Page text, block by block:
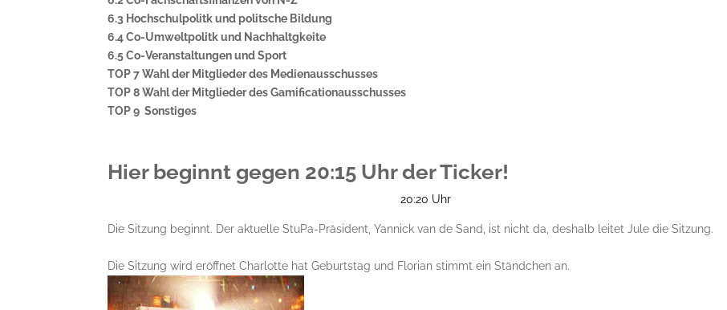
6.3 Hochschulpolitk und politsche Bildung
6.4 Co-Umweltpolitk und Nachhaltgkeite
6.5 Co-Veranstaltungen und Sport
TOP 7 Wahl der Mitglieder des Medienausschusses
TOP 8 Wahl der Mitglieder des Gamificationausschusses
TOP 9 Sonstiges
Hier beginnt gegen 20:15 Uhr der Ticker!
20:20 Uhr
Die Sitzung beginnt. Der aktuelle StuPa-Präsident, Yannick van de Sand, ist nicht da, deshalb leitetJuledie Sitzung.
Die Sitzung wird eröffnet Charlotte hat Geburtstag und Florian stimmt ein Ständchen an.